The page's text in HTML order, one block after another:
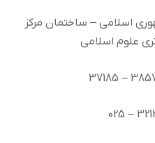
اسلامی – ساختمان مرکز
علوم اسلامی